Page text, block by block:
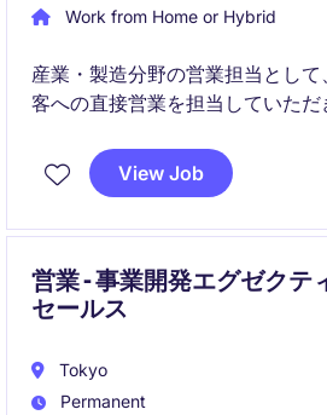
Work from Home or Hybrid
産業・製造分野の営業担当とし
客への直接営業を担当していただ
れるポジションです。
View Job
営業 - 事業開発エグゼクテ
セールス
Tokyo
Permanent